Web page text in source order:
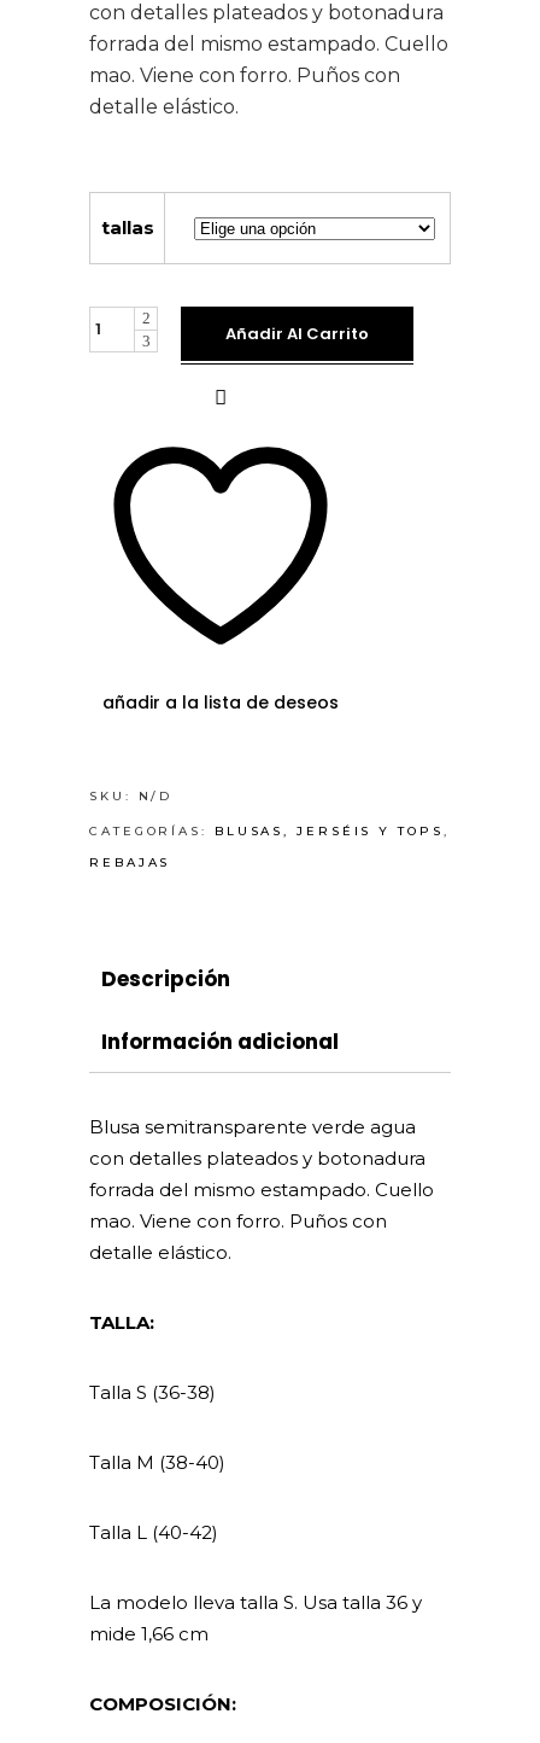
con detalles plateados y botonadura
forrada del mismo estampado. Cuello
mao. Viene con forro. Puños con
detalle elástico.
tallas
Blusa
Semitransparente
unidades
Añadir Al Carrito
añadir a la lista de deseos
SKU: N/D
CATEGORÍAS: BLUSAS, JERSÉIS Y TOPS ,
REBAJAS
Descripción
Información adicional
Blusa semitransparente verde agua
con detalles plateados y botonadura
forrada del mismo estampado. Cuello
mao. Viene con forro. Puños con
detalle elástico.
TALLA:
Talla S (36-38)
Talla M (38-40)
Talla L (40-42)
La modelo lleva talla S. Usa talla 36 y
mide 1,66 cm
COMPOSICIÓN: